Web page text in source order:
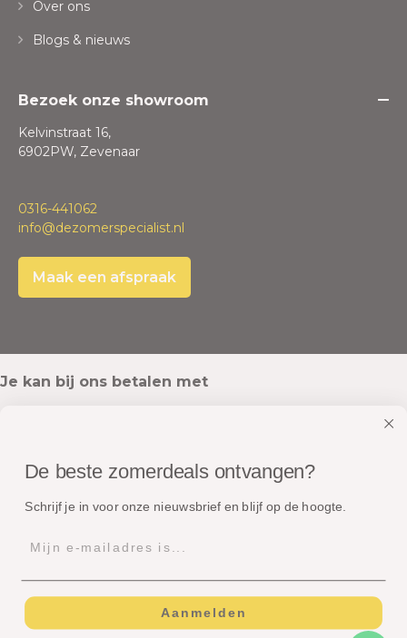
Over ons
Blogs & nieuws
Bezoek onze showroom
Kelvinstraat 16,
6902PW, Zevenaar
0316-441062
info@dezomerspecialist.nl
Maak een afspraak
Je kan bij ons betalen met
Onze pakketten worden verstuurd met
© Copyright - Dé Zomerspecialist B.V.
De beste zomerdeals ontvangen?
Schrijf je in voor onze nieuwsbrief en blijf op de hoogte.
Aanmelden